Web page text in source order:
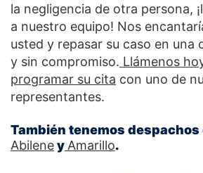
la negligencia de otra persona,
a nuestro equipo! Nos
usted y repasar su caso en una
y sin compromiso. Llámenos
programar su cita con uno de
representantes.
También tenemos despachos
Abileney Amarillo.